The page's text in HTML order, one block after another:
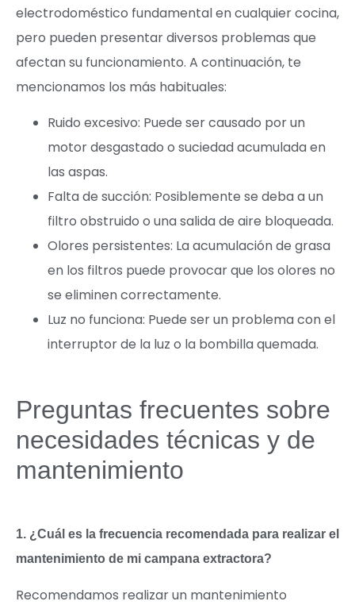
electrodoméstico fundamental en cualquier cocina,
pero pueden presentar diversos problemas que
afectan su funcionamiento. A continuación, te
mencionamos los más habituales:
Ruido excesivo: Puede ser causado por un
motor desgastado o suciedad acumulada en
las aspas.
Falta de succión: Posiblemente se deba a un
filtro obstruido o una salida de aire bloqueada.
Olores persistentes: La acumulación de grasa
en los filtros puede provocar que los olores no
se eliminen correctamente.
Luz no funciona: Puede ser un problema con el
interruptor de la luz o la bombilla quemada.
Preguntas frecuentes sobre
necesidades técnicas y de
mantenimiento
1. ¿Cuál es la frecuencia recomendada para realizar el
mantenimiento de mi campana extractora?
Recomendamos realizar un mantenimiento